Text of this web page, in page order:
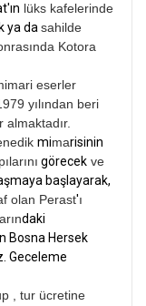
lüks kafelerinde
ya da sahilde
Kotora
eserler
yılından beri
almaktadır.
mimarisinin
görecek ve
başlayarak,
olan Perast'ı
daki
Bosna Hersek
Geceleme
, tur ücretine